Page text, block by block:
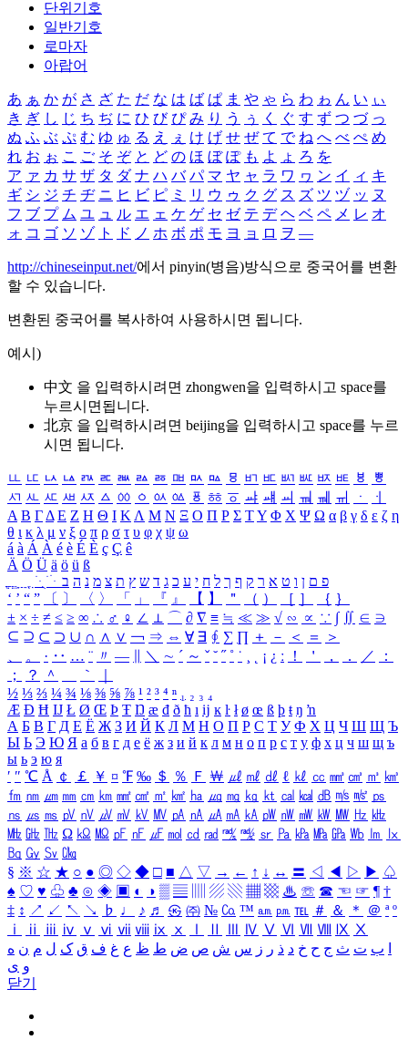
단위기호
일반기호
로마자
아랍어
あ ぁ か が さ ざ た だ な は ば ぱ ま や ゃ ら わ ゎ ん い ぃ
き ぎ し じ ち ぢ に ひ び ぴ み り う ぅ く ぐ す ず つ づ っ
ぬ ふ ぶ ぷ む ゆ ゅ る え ぇ け げ せ ぜ て で ね へ べ ぺ め
れ お ぉ こ ご そ ぞ と ど の ほ ぼ ぽ も よ ょ ろ を
ア ァ カ サ ザ タ ダ ナ ハ バ パ マ ヤ ャ ラ ワ ヮ ン イ ィ キ
ギ シ ジ チ ヂ ニ ヒ ビ ピ ミ リ ウ ゥ ク グ ス ズ ツ ヅ ッ ヌ
フ ブ プ ム ユ ュ ル エ ェ ケ ゲ セ ゼ テ デ ヘ ベ ペ メ レ オ
ォ コ ゴ ソ ゾ ト ド ノ ホ ボ ポ モ ヨ ョ ロ ヲ ―
http://chineseinput.net/에서 pinyin(병음)방식으로 중국어를 변환
할 수 있습니다.
변환된 중국어를 복사하여 사용하시면 됩니다.
예시)
中文 을 입력하시려면 zhongwen을 입력하시고 space를
누르시면됩니다.
北京 을 입력하시려면 beijing을 입력하시고 space를 누르
시면 됩니다.
ㅥ ㅦ ㅧ ㅨ ㅩ ㅪ ㅫ ㅬ ㅭ ㅮ ㅯ ㅰ ㅱ ㅲ ㅳ ㅴ ㅵ ㅶ ㅷ ㅸ
ㅹ
ㅺ ㅻ ㅼ ㅽ ㅾ ㅿ ㆀ ㆁ ㆂ ㆃ ㆄ ㆅ ㆆ ㆇ ㆈ ㆉ ㆊ ㆋ ㆌ ㆍ
ㆎ
Α Β ΓΔ Ε Ζ Η Θ Ι ΚΛ Μ Ν Ξ Ο Π Ρ Σ ΤΥ Φ Χ Ψ Ω α β γ δ ε ζ η
θ ι κ λ μ ν ξ ο π ρ σ τ υ φ χ ψ ω
á à Á À é è É È ç Ç ê
Ä Ö Ü ä ö ü ß
ִֶֹ ֻּ ׁׂ פ ם ן ו ט א ר ק ף ך ל ח י ע כ ג ד ש ץ ת צ מ נ ה ב
‘ ’ “ ” 〔 〕 〈 〉 「 」 『 』 【 】 ＂ （ ） ［ ］ ｛ ｝
± × ÷ ≠ ≤ ≥ ∞ ∴ ♂ ♀ ∠ ⊥ ⌒ ∂ ∇ ≡ ≒ ≪ ≫ √ ∽ ∝ ∵ ∫ ∬ ∈ ∋
⊆ ⊇ ⊂ ⊃ ∪ ∩ ∧ ∨ ￢ ⇒ ⇔ ∀ ∃ ∮ ∑ ∏ ＋ － ＜ ＝
＞
、
。 · ‥ … ¨ 〃 ― ＼ ∼ ´ ～ ˇ ˘ ˝ ˚ ˙ ¸ ¡ ¿ ː ！ ＇ ， ． ／
：
；
？ ＾ ｀
½ ⅓ ⅔ ¼ ¾ ⅛ ⅜ ⅝ ⅞ ¹ ² ³ ⁴ ⁿ ₁ ₂ ₃ ₄
Æ Ð Ħ Ĳ Ł Ø Œ Þ Ŧ Ŋ æ đ ð ħ ı ĳ ĸ ŀ ł ø œ ß þ ŧ ŋ ŉ
А Б В Г Д Е Ё Ж З И Й К Л М Н О П Р С Т У Ф Х Ц Ч Ш Щ Ъ
Ы Ь Э Ю Я а б в г д е ё ж з и й к л м н о п р с т у ф х ц ч ш щ ъ
ы ь э ю я
′ ″ ℃ Å ￠ ￡ ￥ ¤ ℉ ‰ ＄ ％ Ｆ ￦ ㎕ ㎖ ㎗ ℓ ㎘ ㏄ ㎣ ㎤ ㎥ ㎦
㎙ ㎚ ㎛ ㎜ ㎝ ㎞ ㎟ ㎠ ㎡ ㎢ ㏊ ㎍ ㎎ ㎏ ㏏ ㎈ ㎉ ㏈ ㎧ ㎨ ㎰
㎱ ㎲ ㎳ ㎴ ㎵ ㎶ ㎷ ㎸ ㎹ ㎀ ㎁ ㎂ ㎃ ㎄ ㎺ ㎻ ㎽ ㎾ ㎿ ㎐ ㎑
㎒ ㎓ ㎔ Ω ㏀ ㏁ ㎊ ㎋ ㎌ ㏖ ㏅ ㎭ ㎮ ㎯ ㏛ ㎩ ㎪ ㎫ ㎬ ㏝ ㏐
㏓
㏃ ㏉ ㏜ ㏆
§ ※ ☆ ★ ○ ● ◎ ◇ ◆ □ ■ △ ▽ → ← ↑ ↓ ↔ 〓 ◁ ◀ ▷ ▶ ♤
♠ ♡ ♥ ♧ ♣ ⊙ ◈ ▣ ◐ ◑ ▒ ▤ ▨ ▧ ▦ ▩ ♨ ☏ ☎ ☜ ☞ ¶ †
‡ ↕ ↗ ↙ ↖ ↘ ♭ ♩ ♪ ♬ ㉿ ㈜ № ㏇ ™ ㏂ ㏘ ℡ ＃ ＆ ＊ ＠ ª º
ⅰ
ⅱ ⅲ ⅳ ⅴ ⅵ ⅶ ⅷ ⅸ ⅹ Ⅳ Ⅴ Ⅵ Ⅶ Ⅷ Ⅸ Ⅹ
ب ت ث ج ح خ د ذ ر ز س ش ص ض ط ظ ع غ ف ق ک ل م ن ه
و ی
닫기